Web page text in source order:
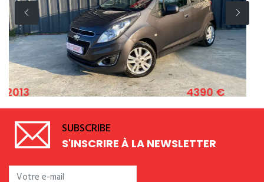
SPARK 1.2 ESSENCE 82 CV
4390 € 2011
SUBSCRIBE
S'INSCRIRE À LA NEWSLETTER